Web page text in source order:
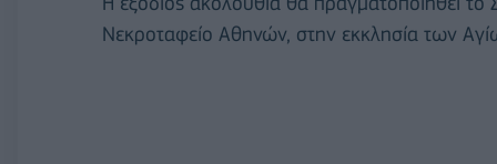
Νεκροταφείο Αθηνών, στην εκκλησία των